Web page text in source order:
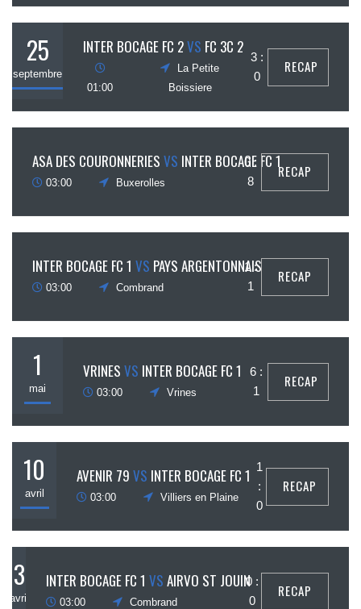
25
septembre
INTER BOCAGE FC 2VS FC 3C 2
01:00
La Petite
Boissiere
3 :
0
RECAP
ASA DES COURONNERIES VS INTER BOCAGE FC 1
03:00 Buxerolles
0 :
8
RECAP
INTER BOCAGE FC 1 VS PAYS ARGENTONNAIS
03:00 Combrand
1 :
1
RECAP
1
mai
VRINES VS INTER BOCAGE FC 1
03:00 Vrines
6 :
1
RECAP
10
avril
AVENIR 79 VS INTER BOCAGE FC 1
03:00 Villiers en Plaine
1
:
0
RECAP
3
avril
INTER BOCAGE FC 1 VS AIRVO ST JOUIN
03:00 Combrand
0 :
0
RECAP